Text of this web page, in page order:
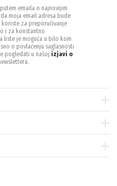
emaila o najnovijim
moja email adresa bude
koriste za preporučivanje
i za konstantno
liste je moguća u bilo kom
o povlačenju saglasnosti
pogledati u našoj izjavi o